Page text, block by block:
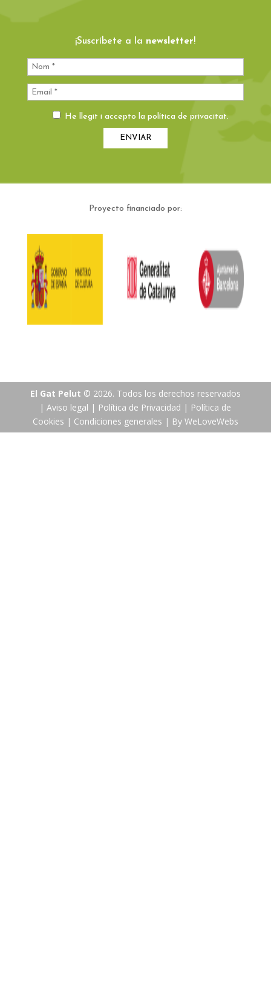
¡Suscríbete a la newsletter!
He llegit i accepto lapolítica de privacitat.
Proyecto financiado por:
El Gat Pelut © 2026. Todos los derechos reservados
|Aviso legal | Política de Privacidad | Política de
Cookies | Condiciones generales | By WeLoveWebs